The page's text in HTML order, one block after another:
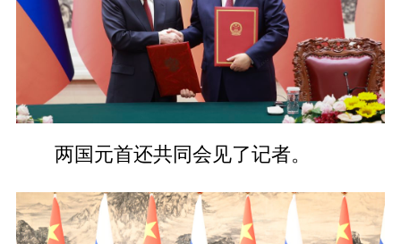
两国元首还共同会见了记者。